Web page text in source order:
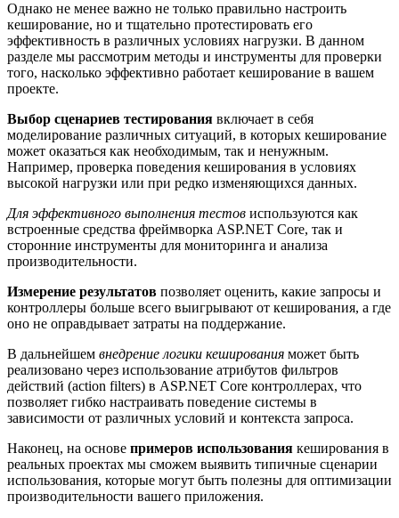
Однако не менее важно не только правильно настроить
кеширование, но и тщательно протестировать его
эффективность в различных условиях нагрузки. В данном
разделе мы рассмотрим методы и инструменты для проверки
того, насколько эффективно работает кеширование в вашем
проекте.
Выбор сценариев тестирования включает в себя
моделирование различных ситуаций, в которых кеширование
может оказаться как необходимым, так и ненужным.
Например, проверка поведения кеширования в условиях
высокой нагрузки или при редко изменяющихся данных.
Для эффективного выполнения тестов используются как
встроенные средства фреймворка ASP.NET Core, так и
сторонние инструменты для мониторинга и анализа
производительности.
Измерение результатов позволяет оценить, какие запросы и
контроллеры больше всего выигрывают от кеширования, а где
оно не оправдывает затраты на поддержание.
В дальнейшем внедрение логики кеширования может быть
реализовано через использование атрибутов фильтров
действий (action filters) в ASP.NET Core контроллерах, что
позволяет гибко настраивать поведение системы в
зависимости от различных условий и контекста запроса.
Наконец, на основе примеров использования кеширования в
реальных проектах мы сможем выявить типичные сценарии
использования, которые могут быть полезны для оптимизации
производительности вашего приложения.